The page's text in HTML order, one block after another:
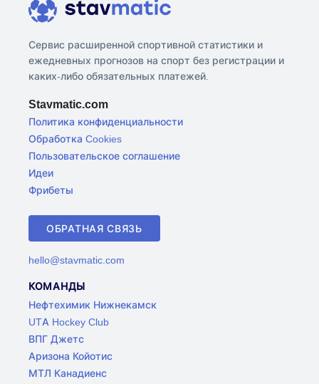
Сервис расширенной спортивной статистики и
ежедневных прогнозов на спорт без регистрации и
каких-либо обязательных платежей.
Stavmatic.com
Политика конфиденциальности
Обработка Cookies
Пользовательское соглашение
Идеи
Фрибеты
ОБРАТНАЯ СВЯЗЬ
hello@stavmatic.com
КОМАНДЫ
Нефтехимик Нижнекамск
UTA Hockey Club
ВПГ Джетс
Аризона Койотис
МТЛ Канадиенс